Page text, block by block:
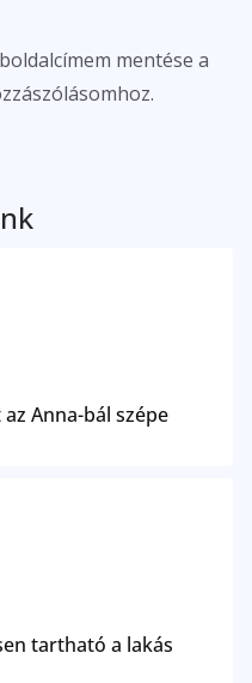
mentése a
Anna-bál szépe
tartható a lakás